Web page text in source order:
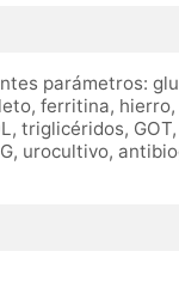
parámetros:
ferritina,
triglicéridos, GOT,
urocultivo,